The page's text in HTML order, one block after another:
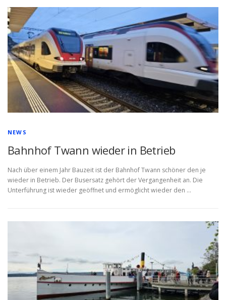
NEWS
Bahnhof Twann wieder in Betrieb
Nach über einem Jahr Bauzeit ist der Bahnhof Twann schöner den je
wieder in Betrieb. Der Busersatz gehört der Vergangenheit an. Die
Unterführung ist wieder geöffnet und ermöglicht wieder den …